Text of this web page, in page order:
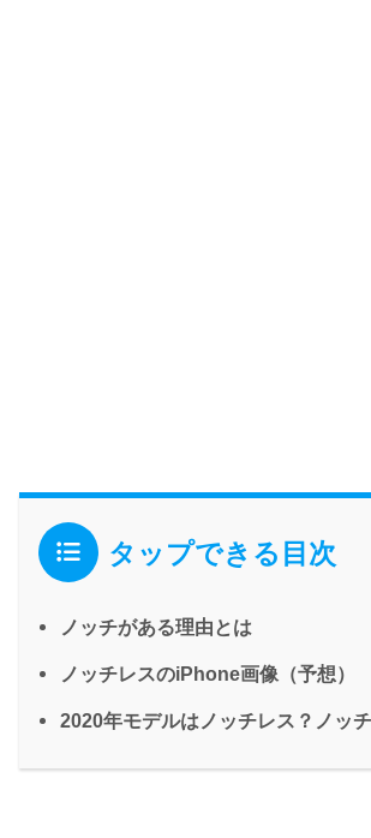
タップできる目次
ノッチがある理由とは
ノッチレスのiPhone画像（予想）
2020年モデルはノッチレス？ノッ